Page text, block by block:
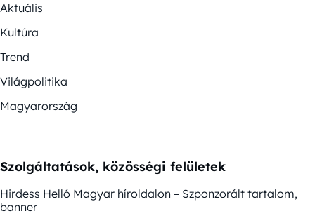
Aktuális
Kultúra
Trend
Világpolitika
Magyarország
Szolgáltatások, közösségi felületek
Hirdess Helló Magyar híroldalon – Szponzorált tartalom,
banner